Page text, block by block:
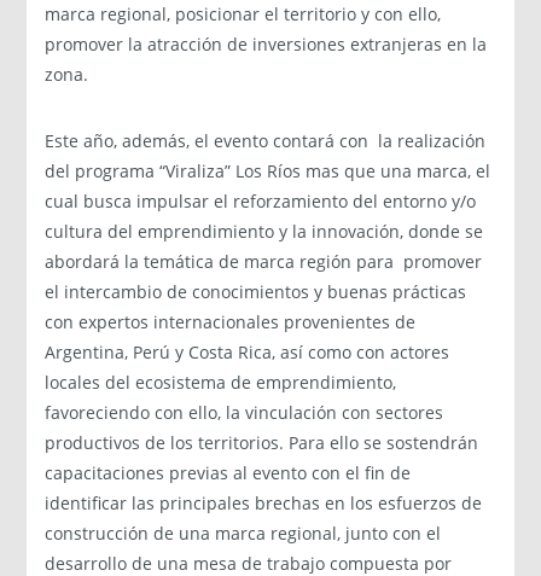
marca regional, posicionar el territorio y con ello,
promover la atracción de inversiones extranjeras en la
zona.
Este año, además, el evento contará con la realización
del programa “Viraliza” Los Ríos mas que una marca, el
cual busca impulsar el reforzamiento del entorno y/o
cultura del emprendimiento y la innovación, donde se
abordará la temática de marca región para promover
el intercambio de conocimientos y buenas prácticas
con expertos internacionales provenientes de
Argentina, Perú y Costa Rica, así como con actores
locales del ecosistema de emprendimiento,
favoreciendo con ello, la vinculación con sectores
productivos de los territorios. Para ello se sostendrán
capacitaciones previas al evento con el fin de
identificar las principales brechas en los esfuerzos de
construcción de una marca regional, junto con el
desarrollo de una mesa de trabajo compuesta por